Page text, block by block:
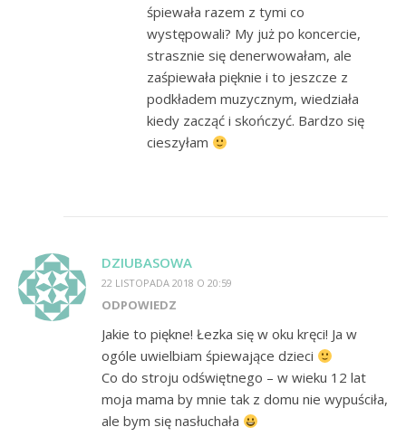
śpiewała razem z tymi co
występowali? My już po koncercie,
strasznie się denerwowałam, ale
zaśpiewała pięknie i to jeszcze z
podkładem muzycznym, wiedziała
kiedy zacząć i skończyć. Bardzo się
cieszyłam
DZIUBASOWA
22 LISTOPADA 2018 O 20:59
ODPOWIEDZ
Jakie to piękne! Łezka się w oku kręci! Ja w
ogóle uwielbiam śpiewające dzieci
Co do stroju odświętnego – w wieku 12 lat
moja mama by mnie tak z domu nie wypuściła,
ale bym się nasłuchała